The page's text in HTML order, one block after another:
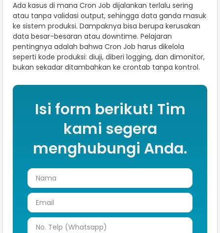
Ada kasus di mana Cron Job dijalankan terlalu sering
atau tanpa validasi output, sehingga data ganda masuk
ke sistem produksi. Dampaknya bisa berupa kerusakan
data besar-besaran atau downtime. Pelajaran
pentingnya adalah bahwa Cron Job harus dikelola
seperti kode produksi: diuji, diberi logging, dan dimonitor,
bukan sekadar ditambahkan ke crontab tanpa kontrol.
Isi form berikut! Tim
kami segera
menghubungi Anda.